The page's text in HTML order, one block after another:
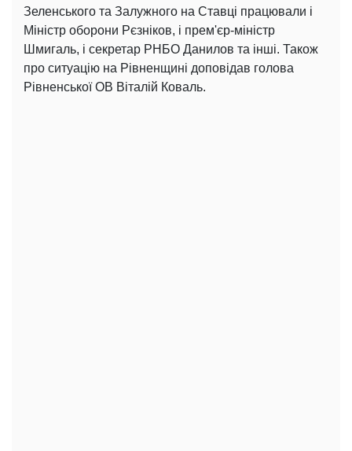
Зеленського та Залужного на Ставці працювали і
Міністр оборони Рєзніков, і прем'єр-міністр
Шмигаль, і секретар РНБО Данилов та інші. Також
про ситуацію на Рівненщині доповідав голова
Рівненської ОВ Віталій Коваль.